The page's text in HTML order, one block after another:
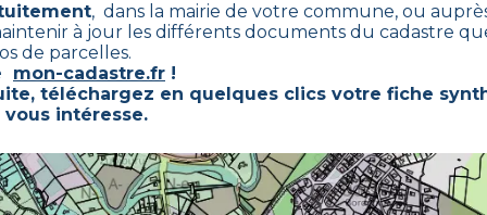
, dans la mairie de votre commune, ou
à jour les différents documents du cadastre
de parcelles.
mon-cadastre.fr !
téléchargez en quelques clics votre fiche
intéresse.